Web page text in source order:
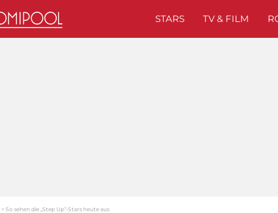
STARS TV & FILM
So sehen die „Step Up“-Stars heute aus